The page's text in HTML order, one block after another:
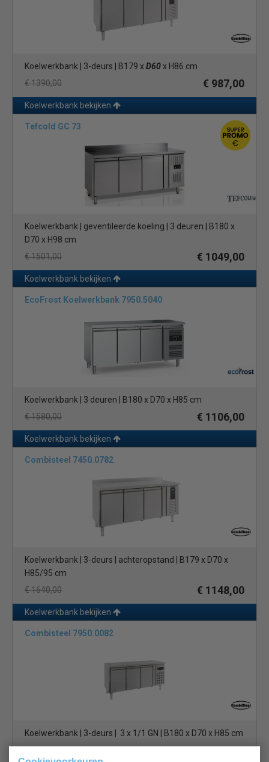
Koelwerkbank | 3-deurs | B179 x D60x H86 cm
€ 1390,00
€ 987,00
Koelwerkbank bekijken
Tefcold GC 73
Koelwerkbank | geventileerde koeling | 3 deuren | B180 x
D70 x H98 cm
€ 1501,00
€ 1049,00
Koelwerkbank bekijken
EcoFrost Koelwerkbank 7950.5040
Koelwerkbank | 3 deuren | B180 x D70 x H85 cm
€ 1580,00
€ 1106,00
Koelwerkbank bekijken
Combisteel 7450.0782
Koelwerkbank | 3-deurs | achteropstand | B179 x D70 x
H85/95 cm
€ 1640,00
€ 1148,00
Koelwerkbank bekijken
Combisteel 7950.0082
Koelwerkbank | 3-deurs | 3 x 1/1 GN | B180 x D70 x H85 cm
€ 1155,00